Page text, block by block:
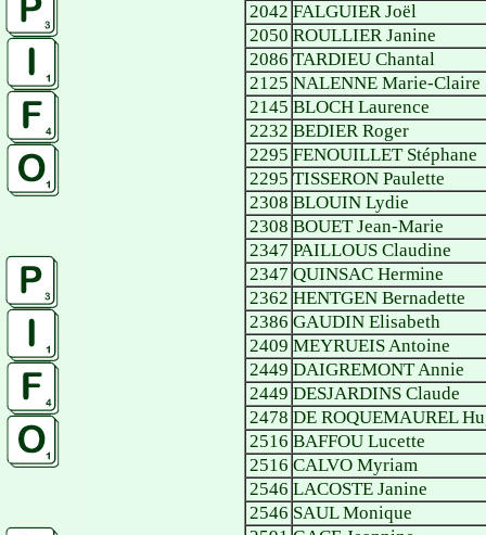
2042 FALGUIER Joël
2050 ROULLIER Janine
2086 TARDIEU Chantal
2125 NALENNE Marie-Claire
2145 BLOCH Laurence
2232 BEDIER Roger
2295 FENOUILLET Stéphane
2295 TISSERON Paulette
2308 BLOUIN Lydie
2308 BOUET Jean-Marie
2347 PAILLOUS Claudine
2347 QUINSAC Hermine
2362 HENTGEN Bernadette
2386 GAUDIN Elisabeth
2409 MEYRUEIS Antoine
2449 DAIGREMONT Annie
2449 DESJARDINS Claude
2478 DE ROQUEMAUREL
2516 BAFFOU Lucette
2516 CALVO Myriam
2546 LACOSTE Janine
2546 SAUL Monique